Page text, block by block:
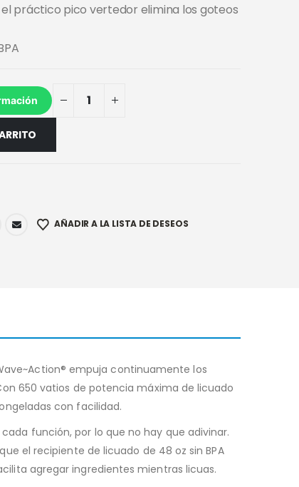
el práctico pico vertedor elimina los goteos
AÑADIR A LA LISTA DE DESEOS
empuja continuamente los
650 vatios de potencia máxima de licuado
con facilidad.
función, por lo que no hay que adivinar.
el recipiente de licuado de 48 oz sin BPA
agregar ingredientes mientras licuas.